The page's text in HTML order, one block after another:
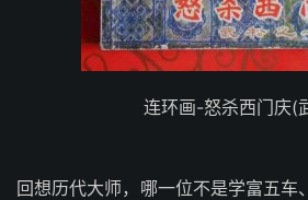
连环画-怒杀西门庆(
回想历代大师，哪一位不是学富五车